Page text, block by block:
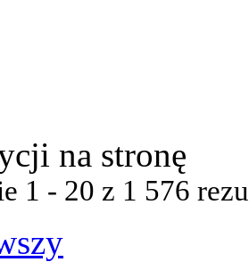
na stronę
1 - 20 z 1 576